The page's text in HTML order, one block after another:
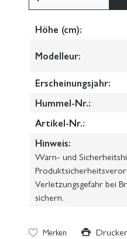
Höhe (cm):
Modelleur:
Erscheinungsjahr:
Hummel-Nr.:
Artikel-Nr.:
Hinweis:
Warn- und
Verletzungsgefahr bei
sichern.
Merken